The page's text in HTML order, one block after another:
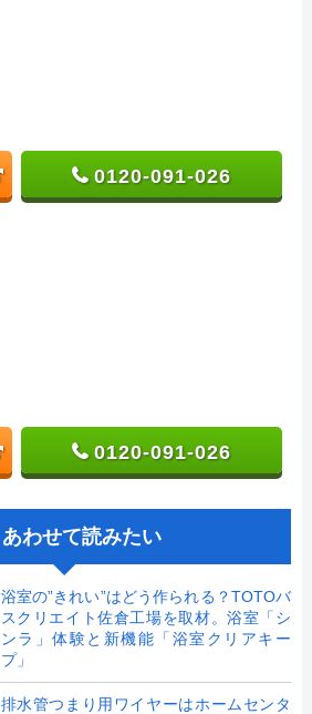
0120-091-026
0120-091-026
あわせて読みたい
浴室の”きれい”はどう作られる？TOTOバ
スクリエイト佐倉工場を取材。浴室「シ
ンラ」体験と新機能「浴室クリアキー
プ」
排水管つまり用ワイヤーはホームセンタ